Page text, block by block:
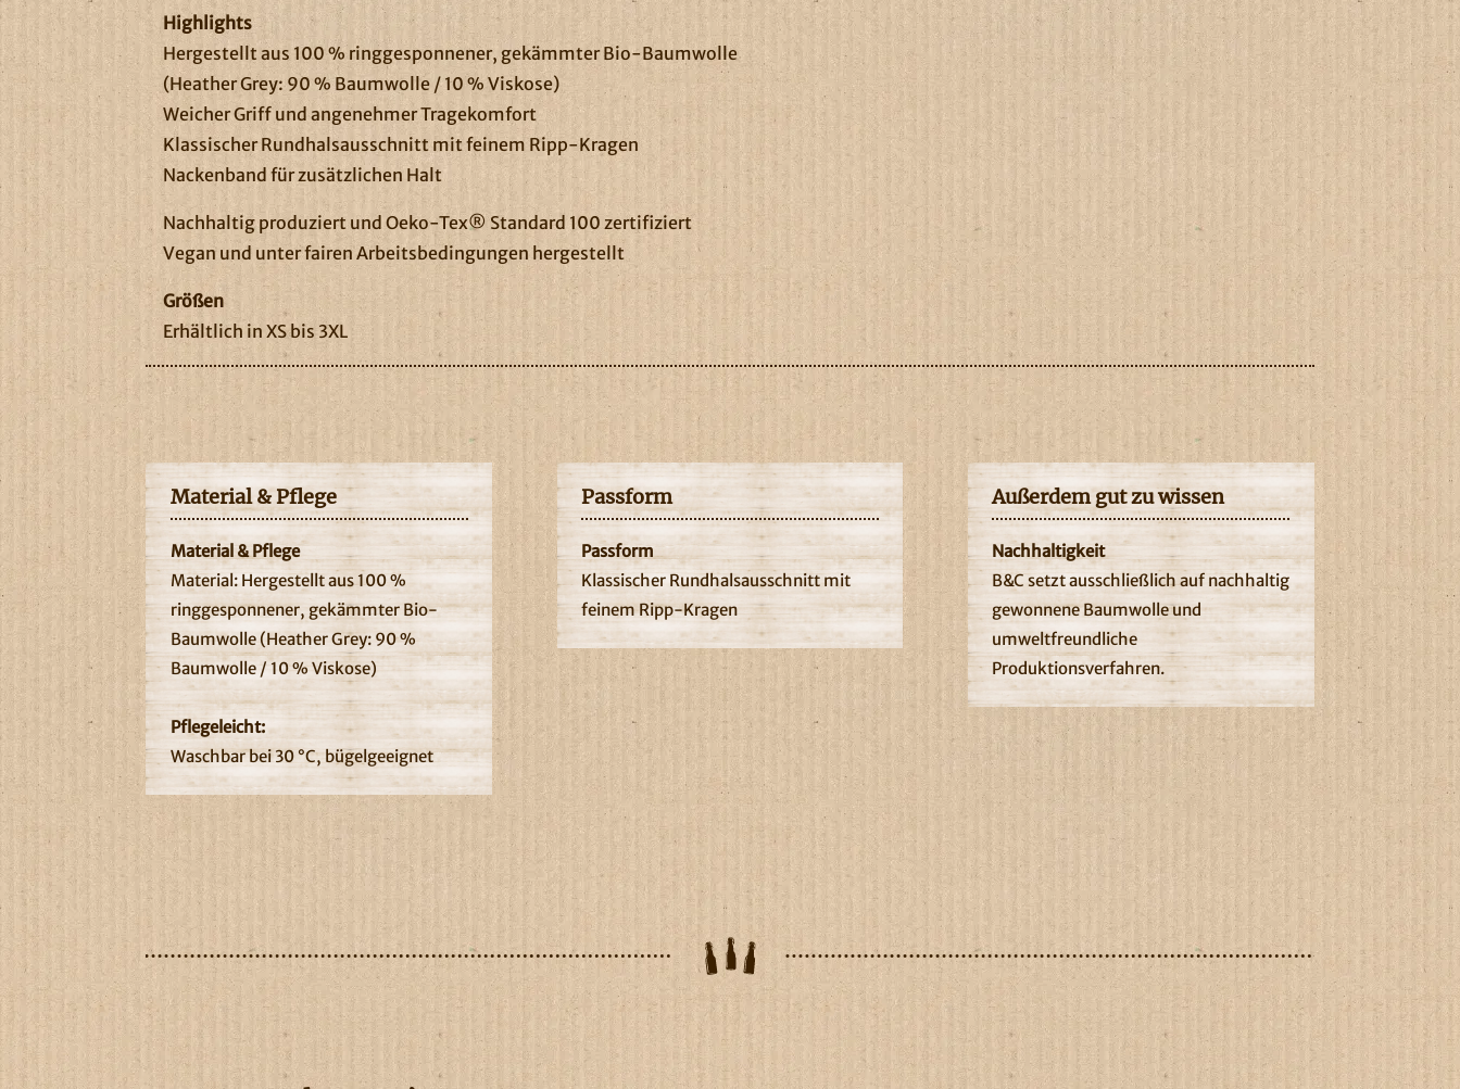
Highlights
Hergestellt aus 100 % ringgesponnener, gekämmter Bio-Baumwolle
(Heather Grey: 90 % Baumwolle / 10 % Viskose)
Weicher Griff und angenehmer Tragekomfort
Klassischer Rundhalsausschnitt mit feinem Ripp-Kragen
Nackenband für zusätzlichen Halt
Nachhaltig produziert und Oeko-Tex® Standard 100 zertifiziert
Vegan und unter fairen Arbeitsbedingungen hergestellt
Größen
Erhältlich in XS bis 3XL
Material & Pflege
Material & Pflege
Material: Hergestellt aus 100 %
ringgesponnener, gekämmter Bio-
Baumwolle (Heather Grey: 90 %
Baumwolle / 10 % Viskose)
Pflegeleicht:
Waschbar bei 30 °C, bügelgeeignet
Passform
Passform
Klassischer Rundhalsausschnitt mit
feinem Ripp-Kragen
Außerdem gut zu wissen
Nachhaltigkeit
B&C setzt ausschließlich auf nachhaltig
gewonnene Baumwolle und
umweltfreundliche
Produktionsverfahren.